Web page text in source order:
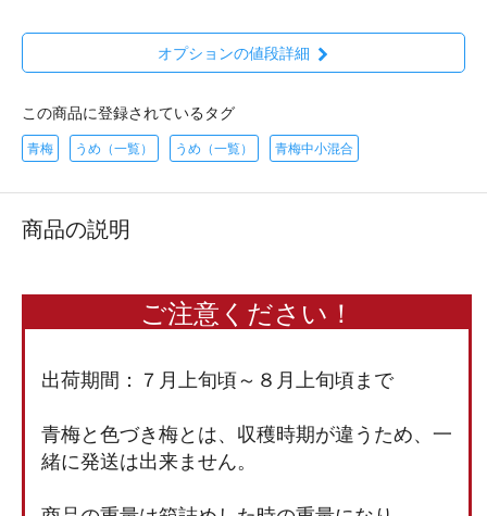
オプションの値段詳細
この商品に登録されているタグ
青梅 うめ（一覧） うめ（一覧） 青梅中小混合
商品の説明
ご注意ください！
出荷期間：７月上旬頃～８月上旬頃まで
青梅と色づき梅とは、収穫時期が違うため、一
緒に発送は出来ません。